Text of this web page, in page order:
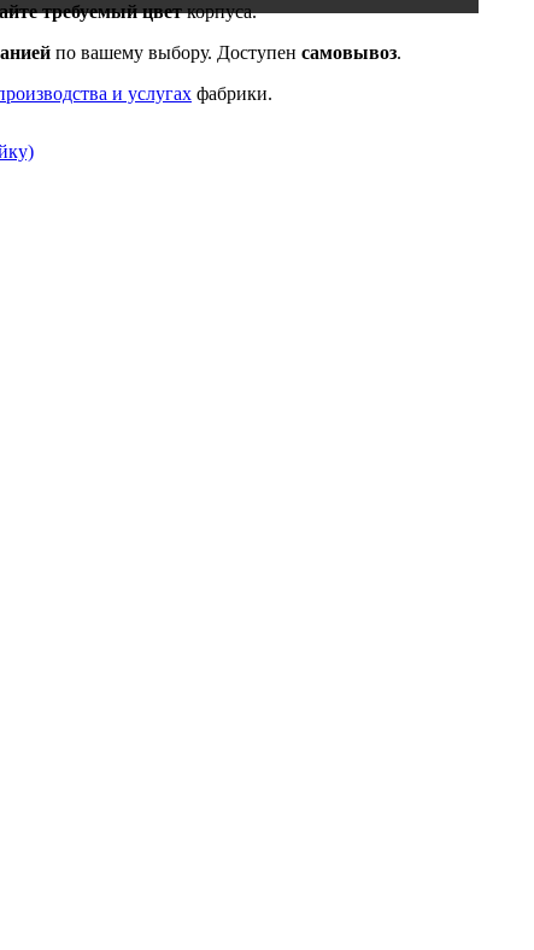
требуемый цветкорпуса.
по вашему выбору. Доступен самовывоз.
и услугах фабрики.